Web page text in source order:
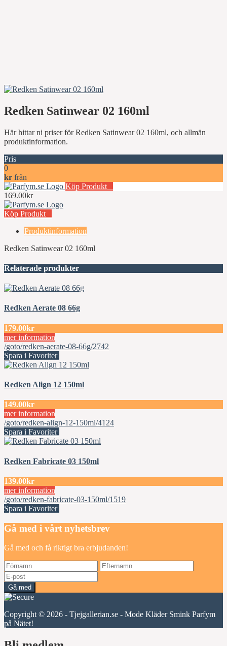
Redken Satinwear 02 160ml
Här hittar ni priser för Redken Satinwear 02 160ml, och allmän
produktinformation.
Pris
0
kr från
Köp Produkt
169.00kr
Köp Produkt
Produktinformation
Redken Satinwear 02 160ml
Relaterade produkter
Redken Aerate 08 66g
179.00kr
mer information
/goto/redken-aerate-08-66g/2742
Spara i Favoriter
Redken Align 12 150ml
149.00kr
mer information
/goto/redken-align-12-150ml/4124
Spara i Favoriter
Redken Fabricate 03 150ml
139.00kr
mer information
/goto/redken-fabricate-03-150ml/1519
Spara i Favoriter
Gå med i vårt nyhetsbrev
Gå med och få riktigt bra erbjudanden!
Gå med
Copyright © 2026 - Tjejgallerian.se - Mode Kläder Smink Parfym
på Nätet!